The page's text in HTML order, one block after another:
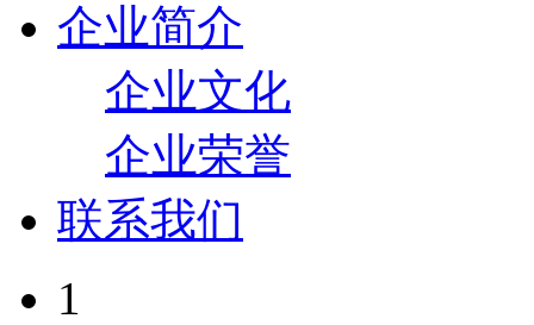
企业简介
企业文化
企业荣誉
联系我们
1